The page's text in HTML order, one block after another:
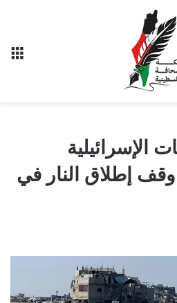
الإسرائيلية
وقف إطلاق النار في